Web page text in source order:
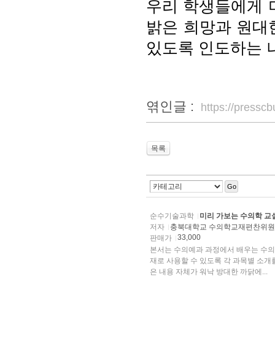
우리 학생들에게
밝은 희망과 원
있도록 인도하는
엮인글 : https://
목록
Go
순수기술과학
미리 가보는 수의학 교
저자
충북대학교 수의학교재편찬위
판매가
33,000
본서는 수의예과 과정에서 배우는 수
재로 사용할 수 있도록 각 과목별 소
은 내용 자체가 워낙 방대한 까닭에...